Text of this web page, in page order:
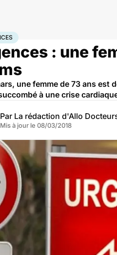
Urgences
: une
une femme de 73 ans est
à une crise
Par La rédaction d'Allo
Mis à jour le 08/03/2018